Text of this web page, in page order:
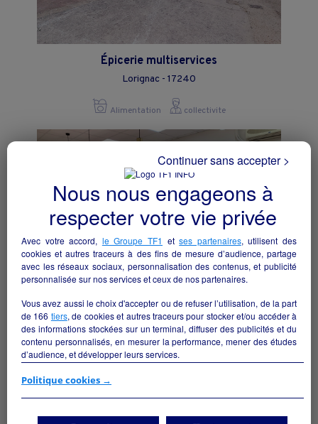
Épicerie multiservices
Lorignac - 17240
Alimentation collectivite
BOULANGERIE-PATISSERIE-SNACKING
Abjat-sur-Bandiat - 24300
Nous nous engageons à
respecter votre vie privée
Avec votre accord, le Groupe TF1 etses partenaires, utilisent des
cookies et autres traceurs à des fins de mesure d’audience, partage
avec les réseaux sociaux, personnalisation des contenus, et publicité
personnalisée sur nos services et ceux de nos partenaires.
Vous avez aussi le choix d'accepter ou de refuser l’utilisation, de la part
de 166 tiers, de cookies et autres traceurs pour stocker et/ou accéder à
des informations stockées sur un terminal, diffuser des publicités et du
contenu personnalisés, en mesurer la performance, mener des études
d’audience, et développer leurs services.
Si vous continuez sans accepter, les fonctionnalités liées à la
vos centres d'intérêt. Seuls lescookies/traceurs techniquesseront
Politique cookies →
Continuer sans accepter >